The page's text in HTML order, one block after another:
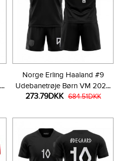
Norge Erling Haaland #9
Udebanetrøje Børn VM 2026
Kortærmet (+ Korte bukser)
273.79DKK 684.51DKK